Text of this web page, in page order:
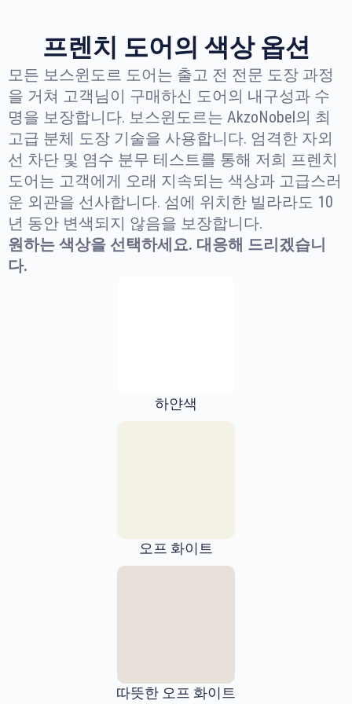
프렌치 도어의 색상 옵션
모든 보스윈도르 도어는 출고 전 전문 도장 과정
을 거쳐 고객님이 구매하신 도어의 내구성과 수
명을 보장합니다. 보스윈도르는 AkzoNobel의 최
고급 분체 도장 기술을 사용합니다. 엄격한 자외
선 차단 및 염수 분무 테스트를 통해 저희 프렌치
도어는 고객에게 오래 지속되는 색상과 고급스러
운 외관을 선사합니다. 섬에 위치한 빌라라도 10
년 동안 변색되지 않음을 보장합니다.
원하는 색상을 선택하세요. 대응해 드리겠습니
다.
하얀색
오프 화이트
따뜻한 오프 화이트